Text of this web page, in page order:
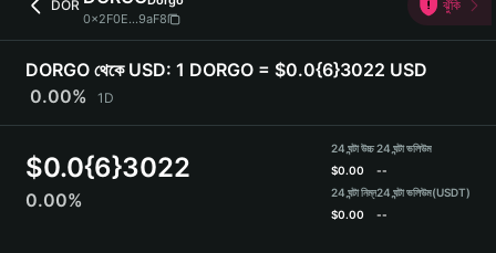
简体中文
繁體中文
Português (Portugal)
Bahasa Indonesia
Español
DOR
0x2F0E...9aF8
ঝুঁকি
DORGO থেকে USD: 1 DORGO = $0.0{6}3022 USD
0.00%
1D
$0.0{6}3022
0.00%
24 ঘন্টা উচ্চ
$0.00
24 ঘন্টা নিম্ন
$0.00
24 ঘন্টা ভলিউম
--
24 ঘন্টা ভলিউম(USDT)
--